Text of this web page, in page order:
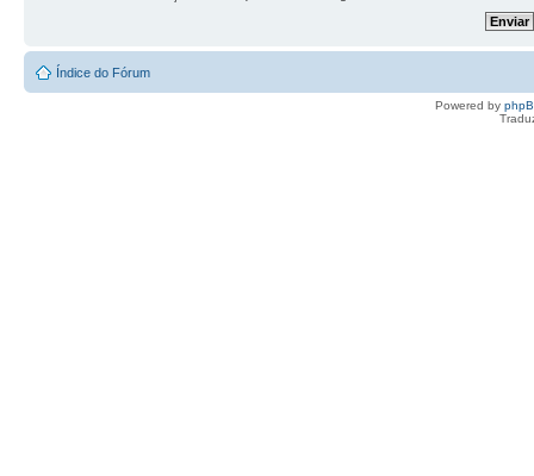
Índice do Fórum
Powered by